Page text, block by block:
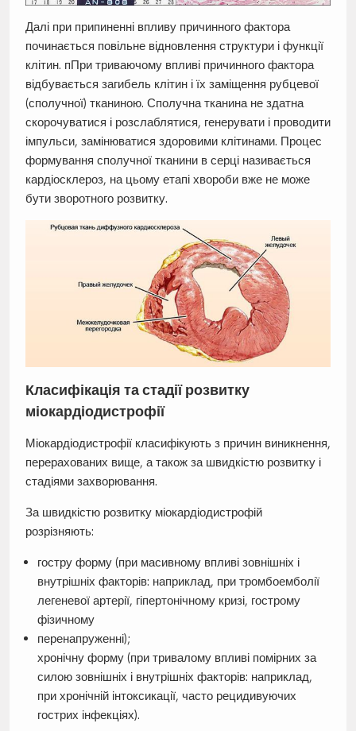
Далі при припиненні впливу причинного фактора
починається повільне відновлення структури і функції
клітин. пПри триваючому впливі причинного фактора
відбувається загибель клітин і їх заміщення рубцевої
(сполучної) тканиною. Сполучна тканина не здатна
скорочуватися і розслаблятися, генерувати і проводити
імпульси, замінюватися здоровими клітинами. Процес
формування сполучної тканини в серці називається
кардіосклероз, на цьому етапі хвороби вже не може
бути зворотного розвитку.
Класифікація та стадії розвитку
міокардіодистрофії
Міокардіодистрофії класифікують з причин виникнення,
перерахованих вище, а також за швидкістю розвитку і
стадіями захворювання.
За швидкістю розвитку міокардіодистрофій
розрізняють:
гостру форму (при масивному впливі зовнішніх і
внутрішніх факторів: наприклад, при тромбоемболії
легеневої артерії, гіпертонічному кризі, гострому
фізичному
перенапруженні);
хронічну форму (при тривалому впливі помірних за
силою зовнішніх і внутрішніх факторів: наприклад,
при хронічній інтоксикації, часто рецидивуючих
гострих інфекціях).